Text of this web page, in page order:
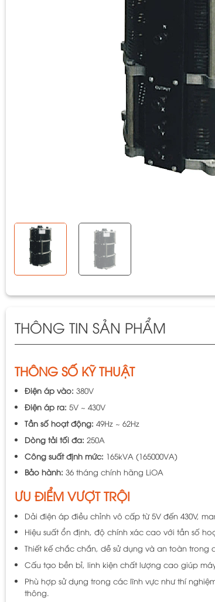
THÔNG TIN SẢN PHẨM
THÔNG SỐ KỸ THUẬT
Điện áp vào: 380V
Điện áp ra: 5V ~ 430V
Tần số hoạt động: 49Hz ~ 62Hz
Dòng tải tối đa: 250A
Công suất định mức: 165kVA (165000VA)
Bảo hành: 36 tháng chính hãng LiOA
ƯU ĐIỂM VƯỢT TRỘI
Dải điện áp điều chỉnh vô cấp từ 5V đến 430V,
Hiệu suất ổn định, độ chính xác cao với tần số
Thiết kế chắc chắn, dễ sử dụng và an toàn trong
Cấu tạo bền bỉ, linh kiện chất lượng cao giúp
Phù hợp sử dụng trong các lĩnh vực như thí
thông.